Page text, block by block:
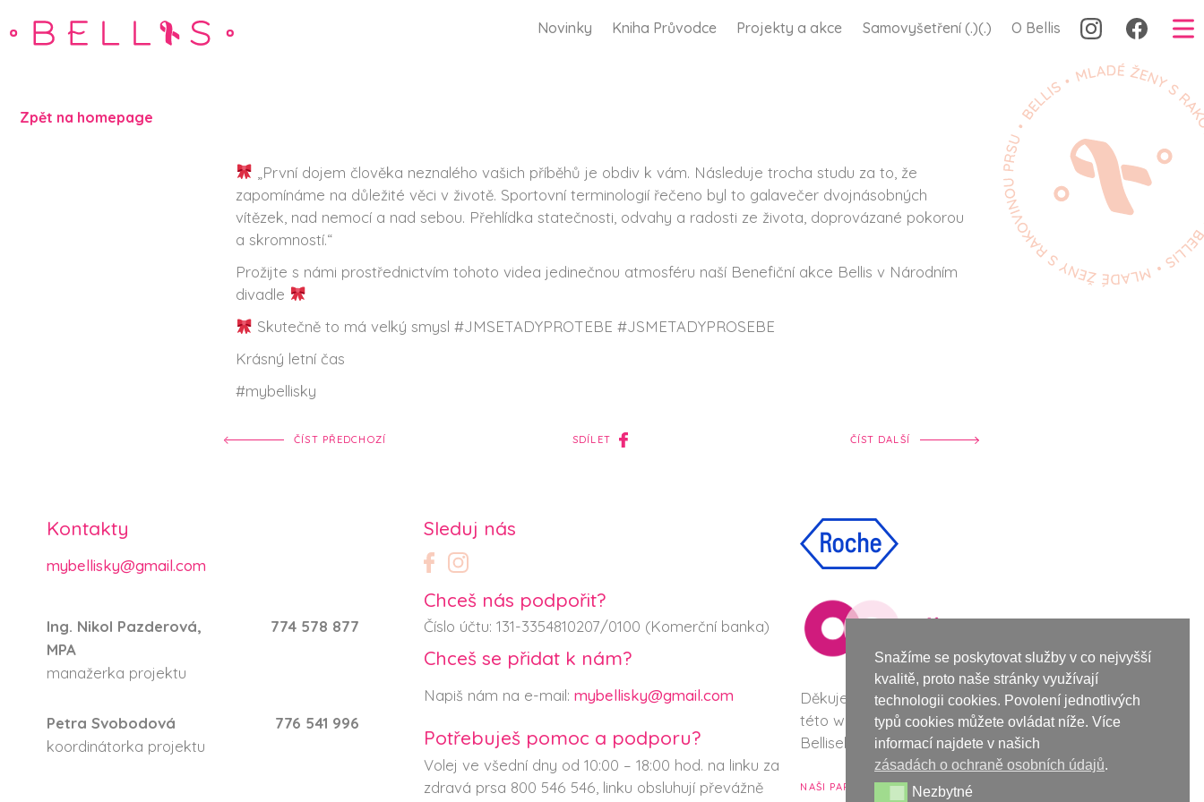
Novinky Kniha Průvodce Projekty a akce Samovyšetření (.)(.) O Bellis
Zpět na homepage
„První dojem člověka neznalého vašich příběhů je obdiv k vám. Následuje trocha studu za to, že
zapomínáme na důležité věci v životě. Sportovní terminologií řečeno byl to galavečer dvojnásobných
vítězek, nad nemocí a nad sebou. Přehlídka statečnosti, odvahy a radosti ze života, doprovázané pokorou
a skromností.“
Prožijte s námi prostřednictvím tohoto videa jedinečnou atmosféru naší Benefiční akce Bellis v Národním
divadle
Skutečně to má velký smysl #JMSETADYPROTEBE #JSMETADYPROSEBE
Krásný letní čas
#mybellisky
ČÍST PŘEDCHOZÍ SDÍLET ČÍST DALŠÍ
Kontakty
mybellisky@gmail.com
Ing. Nikol Pazderová,
MPA
774 578 877
manažerka projektu
Petra Svobodová
776 541 996
koordinátorka projektu
Sleduj nás
Chceš nás podpořit?
Číslo účtu: 131-3354810207/0100 (Komerční banka)
Chceš se přidat k nám?
Napiš nám na e-mail: mybellisky@gmail.com
Potřebuješ pomoc a podporu?
Volej ve všední dny od 10:00 – 18:00 hod. na linku za
zdravá prsa 800 546 546, linku obsluhují převážně
Děkujeme společnosti Roche za podporu při vzniku
této webové stránky a nové vizuální identity
Bellisek.
NAŠI PARTNEŘI
Snažíme se poskytovat služby v co nejvyšší
kvalitě, proto naše stránky využívají
technologii cookies. Povolení jednotlivých
typů cookies můžete ovládat níže. Více
informací najdete v našich
zásadách o ochraně osobních údajů.
NezbytnéNezbytné